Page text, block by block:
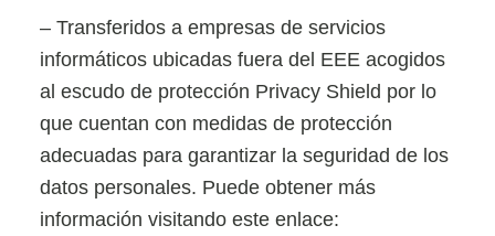
– Transferidos a empresas de servicios
informáticos ubicadas fuera del EEE acogidos
al escudo de protección Privacy Shield por lo
que cuentan con medidas de protección
adecuadas para garantizar la seguridad de los
datos personales. Puede obtener más
información visitando este enlace: